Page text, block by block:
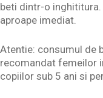
beti dintr-o
aproape imediat.
Atentie: consumul de
recomandat femeilor
copiilor sub 5 ani si